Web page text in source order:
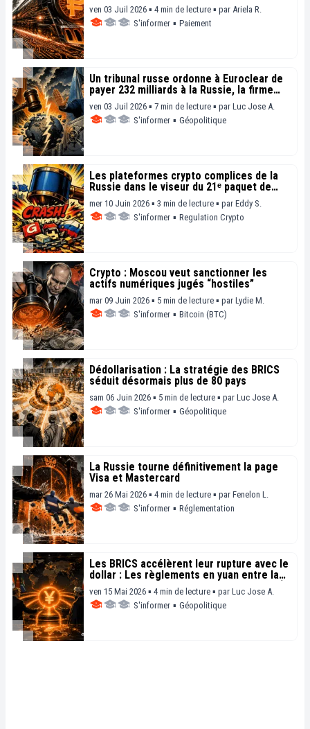
ven 03 Juil 2026 ▪ 4 min de lecture ▪ par Ariela R.
S'informer ▪ Paiement
Un tribunal russe ordonne à Euroclear de
payer 232 milliards à la Russie, la firme
belge riposte
ven 03 Juil 2026 ▪ 7 min de lecture ▪ par Luc Jose A.
S'informer ▪ Géopolitique
Les plateformes crypto complices de la
Russie dans le viseur du 21ᵉ paquet de
sanctions de l’UE
mer 10 Juin 2026 ▪ 3 min de lecture ▪ par Eddy S.
S'informer ▪ Regulation Crypto
Crypto : Moscou veut sanctionner les
actifs numériques jugés “hostiles”
mar 09 Juin 2026 ▪ 5 min de lecture ▪ par Lydie M.
S'informer ▪ Bitcoin (BTC)
Dédollarisation : La stratégie des BRICS
séduit désormais plus de 80 pays
sam 06 Juin 2026 ▪ 5 min de lecture ▪ par Luc Jose A.
S'informer ▪ Géopolitique
La Russie tourne définitivement la page
Visa et Mastercard
mar 26 Mai 2026 ▪ 4 min de lecture ▪ par Fenelon L.
S'informer ▪ Réglementation
Les BRICS accélèrent leur rupture avec le
dollar : Les règlements en yuan entre la
Russie et l’Iran atteignent 214 milliards $
ven 15 Mai 2026 ▪ 4 min de lecture ▪ par Luc Jose A.
S'informer ▪ Géopolitique